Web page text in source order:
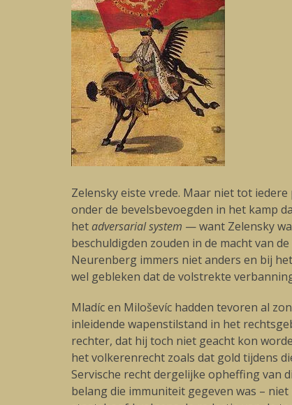
Zelensky eiste vrede. Maar niet tot
onder de bevelsbevoegden in het kamp
hetadversarial system — want Zelensky
beschuldigden zouden in de macht van
Neurenberg immers niet anders en bij
wel gebleken dat de volstrekte
Mladíc en Miloševíc hadden tevoren al
inleidende wapenstilstand in het
rechter, dat hij toch niet geacht kon
het volkerenrecht zoals dat gold tijdens
Servische recht dergelijke opheffing van
belang die immuniteit gegeven was –